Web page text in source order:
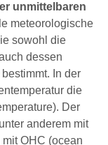
unmittelbaren
meteorologische
sowohl die
dessen
In der
die
Der
anderem mit
OHC (ocean